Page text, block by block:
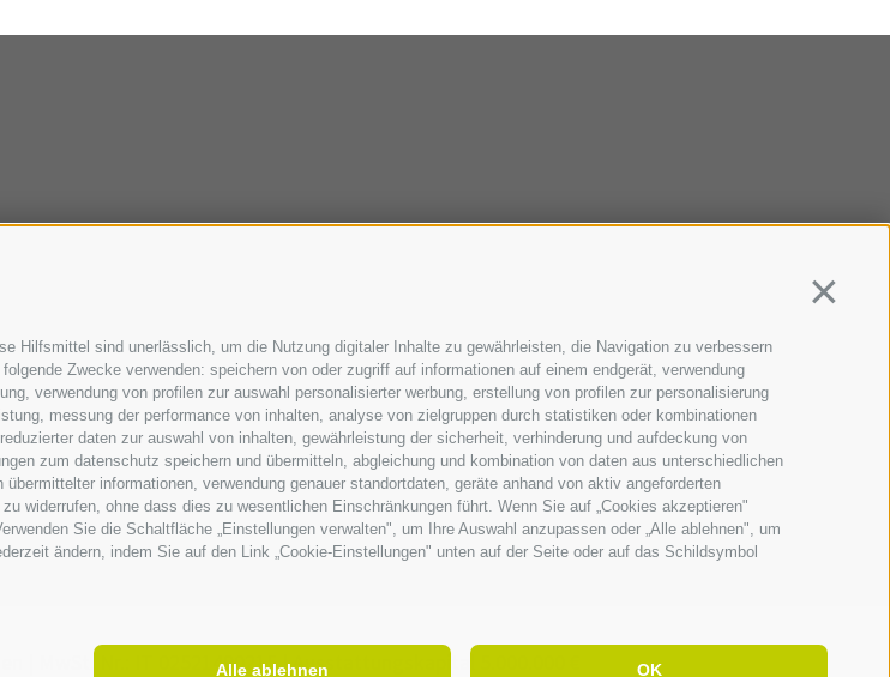
Hilfsmittel sind unerlässlich, um die Nutzung digitaler Inhalte zu gewährleisten, die Navigation zu verbessern
Zwecke verwenden: speichern von oder zugriff auf informationen auf einem endgerät, verwendung
verwendung von profilen zur auswahl personalisierter werbung, erstellung von profilen zur personalisierung
messung der performance von inhalten, analyse von zielgruppen durch statistiken oder kombinationen
daten zur auswahl von inhalten, gewährleistung der sicherheit, verhinderung und aufdeckung von
zum datenschutz speichern und übermitteln, abgleichung und kombination von daten aus unterschiedlichen
informationen, verwendung genauer standortdaten, geräte anhand von aktiv angeforderten
widerrufen, ohne dass dies zu wesentlichen Einschränkungen führt. Wenn Sie auf „Cookies akzeptieren"
Sie die Schaltfläche „Einstellungen verwalten", um Ihre Auswahl anzupassen oder „Alle ablehnen", um
ändern, indem Sie auf den Link „Cookie-Einstellungen" unten auf der Seite oder auf das Schildsymbol
OK
Alle ablehnen
MwSt. Nr.: IT 02521490215 | Ausstattungskapital 5.000.000 €